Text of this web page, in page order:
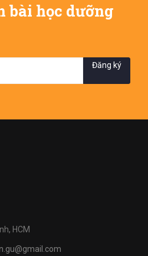
bài học dưỡng
Đăng ký
HCM